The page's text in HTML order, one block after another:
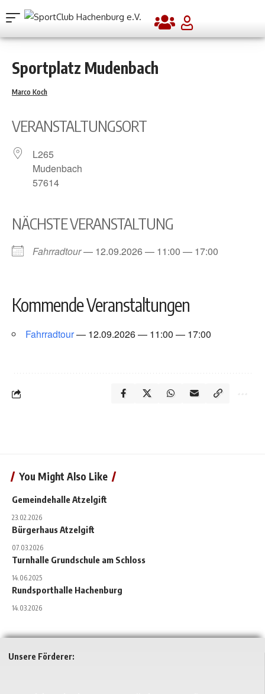
Sport­platz Muden­bach
Marco Koch
VER­AN­STAL­TUNGS­ORT
L265
Muden­bach
57614
NÄCHS­TE VER­AN­STAL­TUNG
Fahr­rad­tour— 12.09.2026 — 11:00 — 17:00
Kom­men­de Ver­an­stal­tun­gen
Fahr­rad­tour— 12.09.2026 — 11:00 — 17:00
You Might Also Like
Gemein­de­hal­le Atzel­gift
23.02.2026
Bür­ger­haus Atzel­gift
07.03.2026
Turn­hal­le Grund­schu­le am Schloss
14.06.2025
Rund­sport­hal­le Hach­en­burg
14.03.2026
Unsere Förderer: